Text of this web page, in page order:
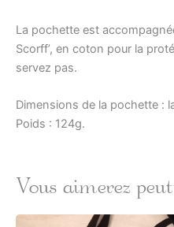
La pochette est
Scorff’, en coton pour la
servez pas.
Dimensions de la pochette :
Poids : 124g.
Vous aimerez